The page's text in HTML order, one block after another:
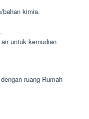
bahan kimia.
untuk kemudian
ruang Rumah